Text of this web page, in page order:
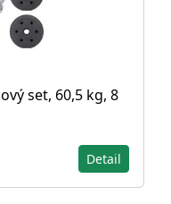
set, 60,5 kg, 8
Detail